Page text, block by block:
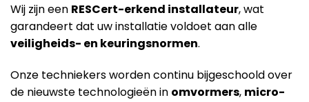
Wij zijn een RESCert-erkend installateur, wat
garandeert dat uw installatie voldoet aan alle
veiligheids- en keuringsnormen.
Onze techniekers worden continu bijgeschoold over
de nieuwste technologieën in omvormers, micro-